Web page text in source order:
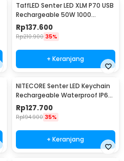
TaffLED Senter LED XLM P70 USB
Rechargeable 50W 1000
Lumens with 26650 Battery -
XLM-P70
Rp137.600
Rp210.900 35%
+ Keranjang
NITECORE Senter LED Keychain
Rechargeable Waterproof IP65
55 Lumens - Tube V2.0
Rp127.700
Rp194.900 35%
+ Keranjang